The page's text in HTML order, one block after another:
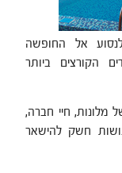
אל החופשה
הקורצים ביותר
חיי חברה,
חשק להישאר